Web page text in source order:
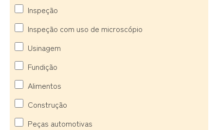
Inspeção
Inspeção com uso de microscópio
Usinagem
Fundição
Alimentos
Construção
Peças automotivas